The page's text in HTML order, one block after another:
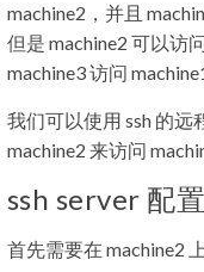
machine2，并且
但是 machine2 可以访
machine3 访问
我们可以使用 ssh 的远
machine2 来访问
ssh server 配置
首先需要在 machine2